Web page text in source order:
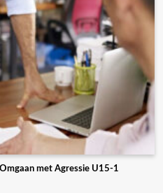
met Agressie U15-1